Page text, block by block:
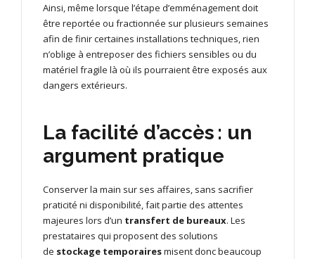
Ainsi, même lorsque l’étape d’emménagement doit
être reportée ou fractionnée sur plusieurs semaines
afin de finir certaines installations techniques, rien
n’oblige à entreposer des fichiers sensibles ou du
matériel fragile là où ils pourraient être exposés aux
dangers extérieurs.
La facilité d’accès : un
argument pratique
Conserver la main sur ses affaires, sans sacrifier
praticité ni disponibilité, fait partie des attentes
majeures lors d’un transfert de bureaux. Les
prestataires qui proposent des solutions
de stockage temporairesmisent donc beaucoup